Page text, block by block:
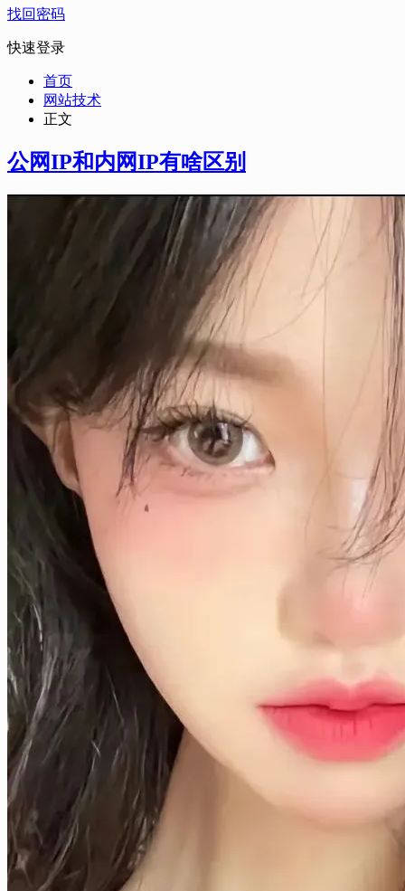
找回密码
快速登录
首页
网站技术
正文
公网IP和内网IP有啥区别